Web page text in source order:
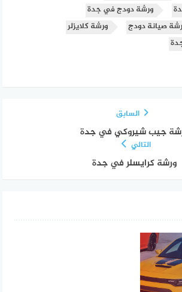
ورشة دودج في جدة
صيانة دودج
ورشة كلايزلر
السابق
جيب شيروكي في جدة
التالي
ورشة كرايسلر في جدة